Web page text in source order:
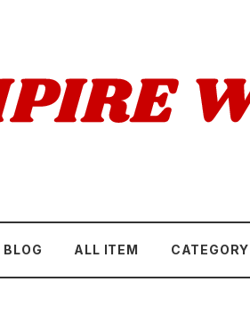
BLOG ALL ITEM CATEGORY